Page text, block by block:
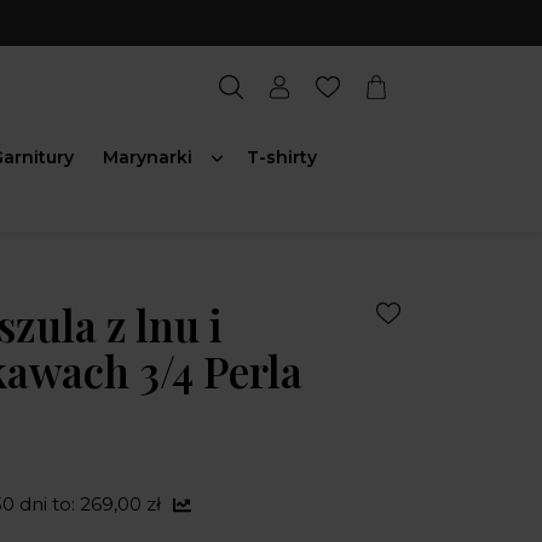
Marynarki T-shirty
z lnu i
3/4 Perla
dni to: 269,00 zł